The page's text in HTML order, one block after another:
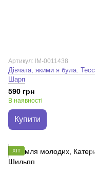
Артикул: IM-0011438
Дівчата, якими я була. Тесс
Шарп
590 грн
В наявності
Купити
ХІТ